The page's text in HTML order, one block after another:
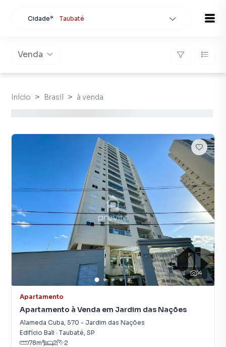
Cidade* Taubaté
Venda
Início Brasil à venda
14
Apartamento
Apartamento à Venda em Jardim das Nações
Alameda Cuba, 570 - Jardim das Nações
Edifício Bali · Taubaté, SP
78m² 2 2